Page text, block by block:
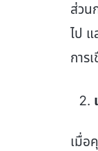
ส่วน
ไป
การ
เมื่อ